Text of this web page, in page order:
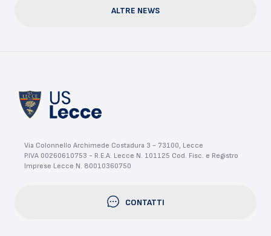
ALTRE NEWS
Via Colonnello Archimede Costadura 3 - 73100, Lecce
P.IVA 00260610753 - R.E.A. Lecce N. 101125 Cod. Fisc. e Registro
Imprese Lecce N. 80010360750
CONTATTI